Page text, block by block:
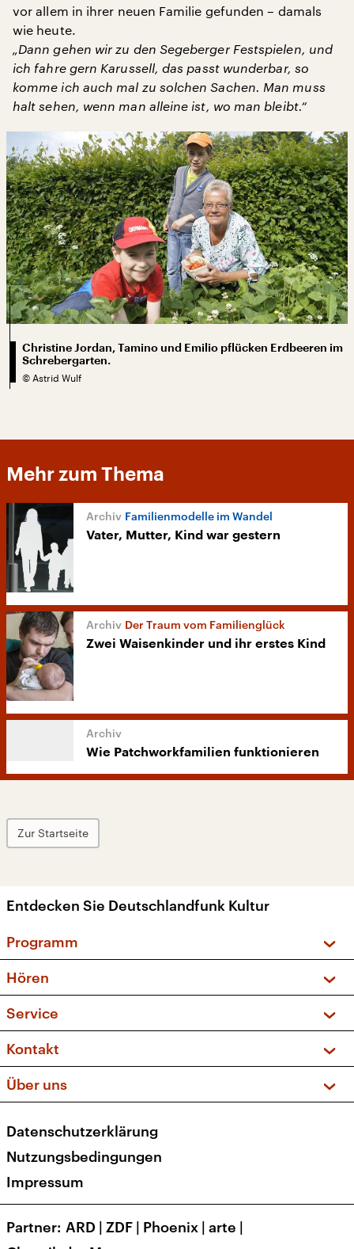
vor allem in ihrer neuen Familie gefunden – damals
wie heute.
„Dann gehen wir zu den Segeberger Festspielen, und
ich fahre gern Karussell, das passt wunderbar, so
komme ich auch mal zu solchen Sachen. Man muss
halt sehen, wenn man alleine ist, wo man bleibt.“
Christine Jordan, Tamino und Emilio pflücken Erdbeeren im
Schrebergarten.
© Astrid Wulf
Mehr zum Thema
Familienmodelle im Wandel
Vater, Mutter, Kind war gestern
Der Traum vom Familienglück
Zwei Waisenkinder und ihr erstes Kind
Wie Patchworkfamilien funktionieren
Zur Startseite
Entdecken Sie Deutschlandfunk Kultur
Programm
Sendungen und Podcasts
Musikliste
Kakadu – Das Kinderprogramm
Hören
Frequenzen (UKW + DAB+)
Service
FAQ
Apps
Newsletter
Veranstaltungen
Kontakt
Social Media
Über uns
Presse
Karriere
Transparenz
Datenschutzerklärung
Nutzungsbedingungen
Impressum
Partner ARD | ZDF | Phoenix | arte |